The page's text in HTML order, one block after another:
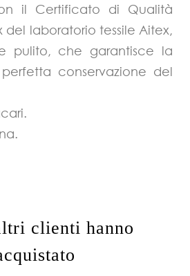
il Certificato di Qualità
laboratorio tessile Aitex,
pulito, che garantisce la
conservazione del
clienti hanno